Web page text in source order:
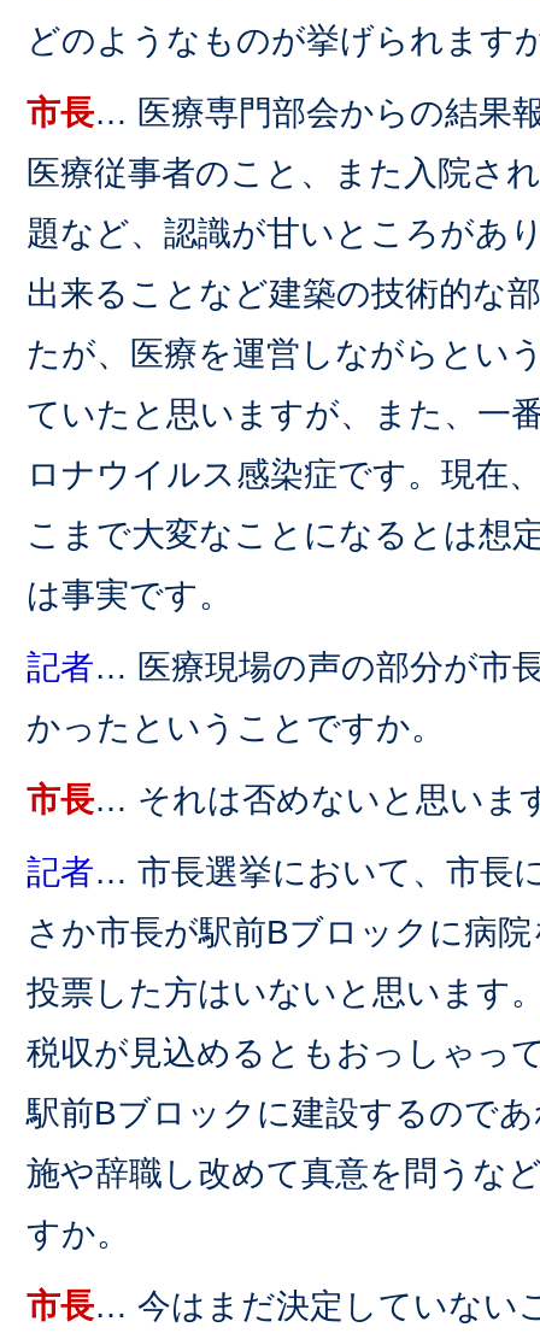
どのようなものが挙げられます
市長… 医療専門部会からの結果
医療従事者のこと、また入院さ
題など、認識が甘いところがあ
出来ることなど建築の技術的な
たが、医療を運営しながらとい
ていたと思いますが、また、一
ロナウイルス感染症です。現在
こまで大変なことになるとは想
は事実です。
記者… 医療現場の声の部分が市
かったということですか。
市長… それは否めないと思いま
記者… 市長選挙において、市長
さか市長が駅前Bブロックに病
投票した方はいないと思います
税収が見込めるともおっしゃっ
駅前Bブロックに建設するので
施や辞職し改めて真意を問うな
すか。
市長… 今はまだ決定していない